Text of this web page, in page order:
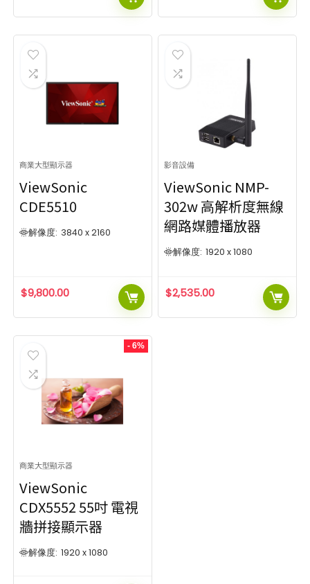
商業大型顯示器
ViewSonic
CDE5510
解像度: 3840 x 2160
$9,800.00
影音設備
ViewSonic NMP-
302w 高解析度無線
網路媒體播放器
解像度: 1920 x 1080
$2,535.00
- 6%
商業大型顯示器
ViewSonic
CDX5552 55吋 電視
牆拼接顯示器
解像度: 1920 x 1080